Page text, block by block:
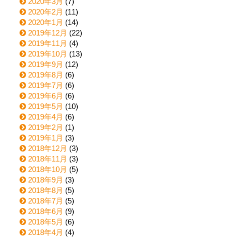
2020年2月 (11)
2020年1月 (14)
2019年12月 (22)
2019年11月 (4)
2019年10月 (13)
2019年9月 (12)
2019年8月 (6)
2019年7月 (6)
2019年6月 (6)
2019年5月 (10)
2019年4月 (6)
2019年2月 (1)
2019年1月 (3)
2018年12月 (3)
2018年11月 (3)
2018年10月 (5)
2018年9月 (3)
2018年8月 (5)
2018年7月 (5)
2018年6月 (9)
2018年5月 (6)
2018年4月 (4)